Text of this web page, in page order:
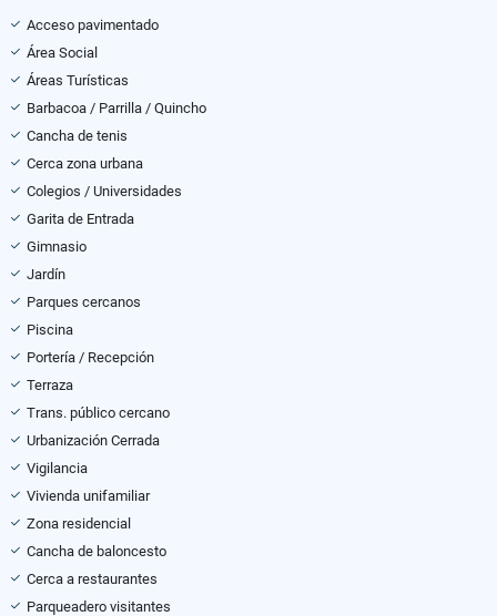
Acceso pavimentado
Área Social
Áreas Turísticas
Barbacoa / Parrilla / Quincho
Cancha de tenis
Cerca zona urbana
Colegios / Universidades
Garita de Entrada
Gimnasio
Jardín
Parques cercanos
Piscina
Portería / Recepción
Terraza
Trans. público cercano
Urbanización Cerrada
Vigilancia
Vivienda unifamiliar
Zona residencial
Cancha de baloncesto
Cerca a restaurantes
Parqueadero visitantes